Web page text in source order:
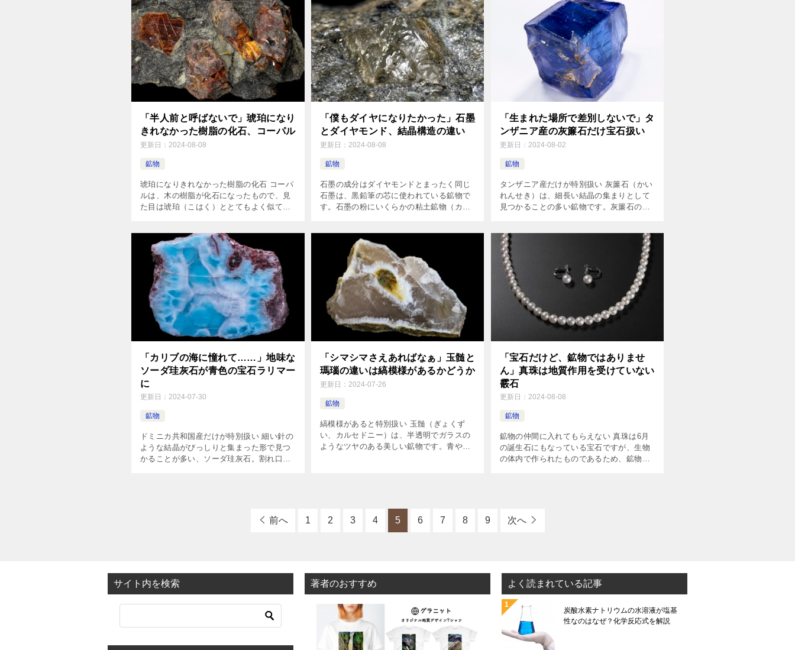
「半人前と呼ばないで」琥珀になり
きれなかった樹脂の化石、コーパル
更新日： 2024-08-08
鉱物
琥珀になりきれなかった樹脂の化石 コーパ
ルは、木の樹脂が化石になったもので、見
た目は琥珀（こはく）ととてもよく似てい
での年月の長さ。 琥珀は、何 […]
「僕もダイヤになりたかった」石墨
とダイヤモンド、結晶構造の違い
更新日： 2024-08-08
鉱物
石墨の成分はダイヤモンドとまったく同じ
石墨は、黒鉛筆の芯に使われている鉱物で
す。石墨の粉にいくらかの粘土鉱物（カオ
れます。石墨と粘土鉱物の […]
「生まれた場所で差別しないで」タ
ンザニア産の灰簾石だけ宝石扱い
更新日： 2024-08-02
鉱物
タンザニア産だけが特別扱い 灰簾石（かい
れんせき）は、細長い結晶の集まりとして
見つかることの多い鉱物です。灰簾石の
て、このような名前が付けられまし […]
「カリブの海に憧れて……」地味な
ソーダ珪灰石が青色の宝石ラリマー
に
更新日： 2024-07-30
鉱物
ドミニカ共和国産だけが特別扱い 細い針の
ような結晶がびっしりと集まった形で見つ
かることが多い、ソーダ珪灰石。割れ口
「シマシマさえあればなぁ」玉髄と
瑪瑙の違いは縞模様があるかどうか
更新日： 2024-07-26
鉱物
縞模様があると特別扱い 玉髄（ぎょくず
い、カルセドニー）は、半透明でガラスの
ようなツヤのある美しい鉱物です。青や赤
「宝石だけど、鉱物ではありませ
ん」真珠は地質作用を受けていない
霰石
更新日： 2024-08-08
鉱物
鉱物の仲間に入れてもらえない 真珠は6月
の誕生石にもなっている宝石ですが、生物
の体内で作られたものであるため、鉱物で
前へ 1 2 3 4 5 6 7 8 9 次へ
サイト内を検索 著者のおすすめ よく読まれている記事
炭酸水素ナトリウムの水溶液が塩基
性なのはなぜ？化学反応式を解説